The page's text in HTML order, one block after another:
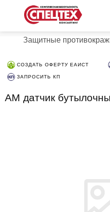
Защитные
СОЗДАТЬ ОФЕРТУ ЕАИСТ
ЗАПРОСИТЬ КП
АМ датчик